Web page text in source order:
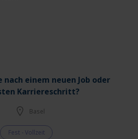
nach einem neuen Job oder
Karriereschritt?
Basel
Fest - Vollzeit